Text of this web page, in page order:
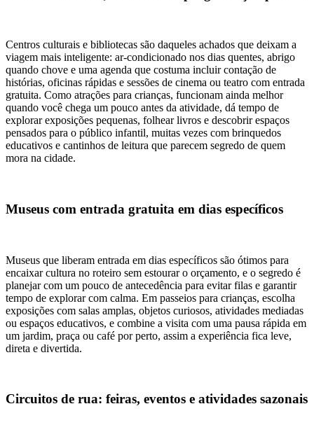
Centros culturais e bibliotecas são daqueles achados que deixam a
viagem mais inteligente: ar-condicionado nos dias quentes, abrigo
quando chove e uma agenda que costuma incluir contação de
histórias, oficinas rápidas e sessões de cinema ou teatro com entrada
gratuita. Como atrações para crianças, funcionam ainda melhor
quando você chega um pouco antes da atividade, dá tempo de
explorar exposições pequenas, folhear livros e descobrir espaços
pensados para o público infantil, muitas vezes com brinquedos
educativos e cantinhos de leitura que parecem segredo de quem
mora na cidade.
Museus com entrada gratuita em dias específicos
Museus que liberam entrada em dias específicos são ótimos para
encaixar cultura no roteiro sem estourar o orçamento, e o segredo é
planejar com um pouco de antecedência para evitar filas e garantir
tempo de explorar com calma. Em passeios para crianças, escolha
exposições com salas amplas, objetos curiosos, atividades mediadas
ou espaços educativos, e combine a visita com uma pausa rápida em
um jardim, praça ou café por perto, assim a experiência fica leve,
direta e divertida.
Circuitos de rua: feiras, eventos e atividades sazonais